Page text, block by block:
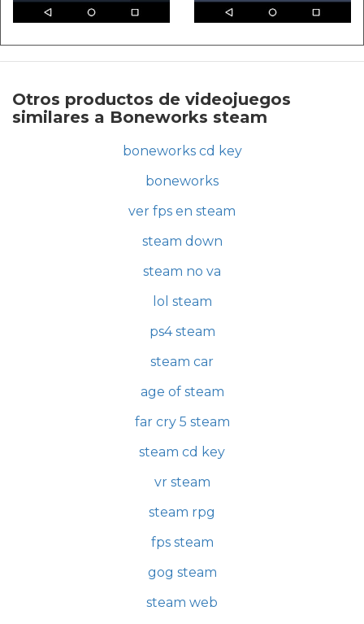
Otros productos de videojuegos
similares a Boneworks steam
boneworks cd key
boneworks
ver fps en steam
steam down
steam no va
lol steam
ps4 steam
steam car
age of steam
far cry 5 steam
steam cd key
vr steam
steam rpg
fps steam
gog steam
steam web